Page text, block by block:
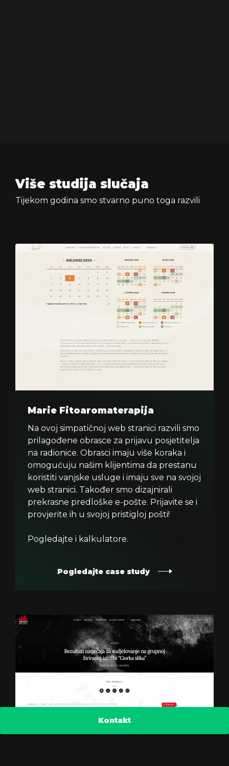
Kontakt
Više studija slučaja
Tijekom godina smo stvarno puno toga razvili
Marie Fitoaromaterapija
Na ovoj simpatičnoj web stranici razvili smo
prilagođene obrasce za prijavu posjetitelja
na radionice. Obrasci imaju više koraka i
omogućuju našim klijentima da prestanu
koristiti vanjske usluge i imaju sve na svojoj
web stranici. Također smo dizajnirali
prekrasne predloške e-pošte. Prijavite se i
provjerite ih u svojoj pristigloj pošti!
Pogledajte i kalkulatore.
Pogledajte case study